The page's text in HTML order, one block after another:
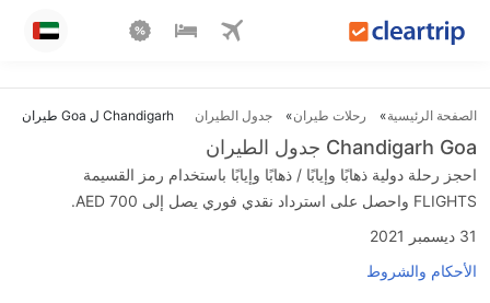
الصفحة الرئيسية رحلات طيران جدول الطيران Chandigarh ل Goa طيران
Chandigarh Goa جدول الطيران
احجز رحلة دولية ذهابًا وإيابًا / ذهابًا وإيابًا باستخدام رمز القسيمة
FLIGHTS واحصل على استرداد نقدي فوري يصل إلى AED 700.
31 ديسمبر 2021
الأحكام والشروط